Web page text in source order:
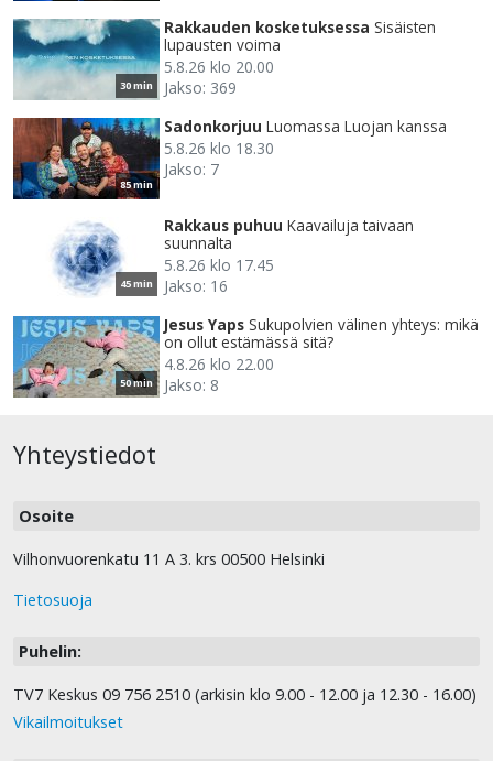
30 min
Rakkauden kosketuksessa Sisäisten
lupausten voima
5.8.26 klo 20.00
Jakso: 369
85 min
Sadonkorjuu Luomassa Luojan kanssa
5.8.26 klo 18.30
Jakso: 7
45 min
Rakkaus puhuu Kaavailuja taivaan
suunnalta
5.8.26 klo 17.45
Jakso: 16
50 min
Jesus Yaps Sukupolvien välinen yhteys: mikä
on ollut estämässä sitä?
4.8.26 klo 22.00
Jakso: 8
Yhteystiedot
Osoite
Vilhonvuorenkatu 11 A 3. krs 00500 Helsinki
Tietosuoja
Puhelin:
TV7 Keskus 09 756 2510 (arkisin klo 9.00 - 12.00 ja 12.30 - 16.00)
Vikailmoitukset